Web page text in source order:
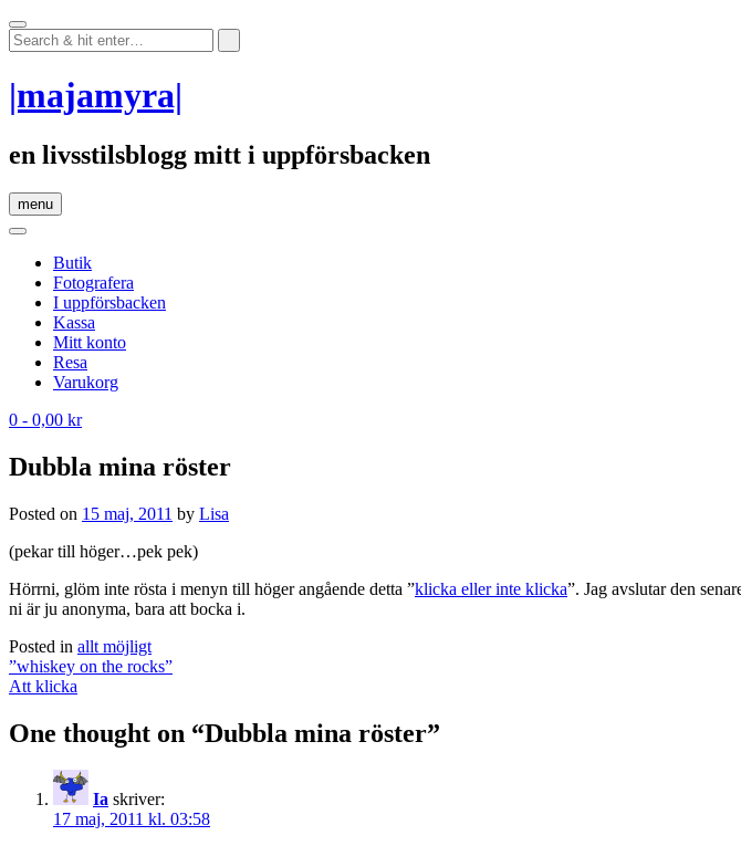
Skip
to
content
|majamyra|
en livsstilsblogg mitt i uppförsbacken
menu
Butik
Fotografera
I uppförsbacken
Kassa
Mitt konto
Resa
Varukorg
0 - 0,00 kr
Dubbla mina röster
Posted on 15 maj, 2011 by Lisa
(pekar till höger…pek pek)
Hörrni, glöm inte rösta i menyn till höger angående detta ”klicka eller inte klicka”. Jag avslutar den
ni är ju anonyma, bara att bocka i.
Posted in allt möjligt
Post
navigation
”whiskey on the rocks”
Att klicka
One thought on “Dubbla mina röster”
Ia skriver:
17 maj, 2011 kl. 03:58